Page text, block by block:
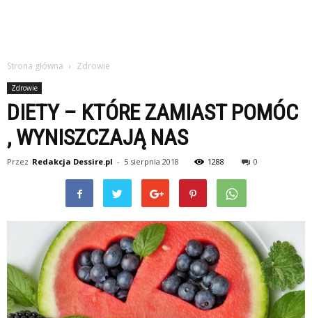
Strona główna Zdrowie
Zdrowie
DIETY – KTÓRE ZAMIAST POMÓC
, WYNISZCZAJĄ NAS
Przez Redakcja Dessire.pl - 5 sierpnia 2018 1288 0